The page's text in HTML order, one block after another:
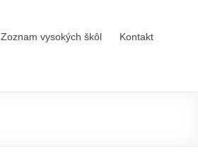
Zoznam vysokých škôl Kontakt